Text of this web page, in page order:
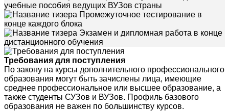
учебные пособия ведущих ВУЗов страны
Промежуточное тестирование в
конце каждого блока
Экзамен и дипломная работа в конце
дистанционного обучения
Требования для поступления
По закону на курсы дополнительного профессионального
образования могут быть зачислены лица, имеющие
среднее профессиональное или высшее образование, а
также студенты СУЗов и ВУЗов. Профиль базового
образования не важен по большинству курсов.